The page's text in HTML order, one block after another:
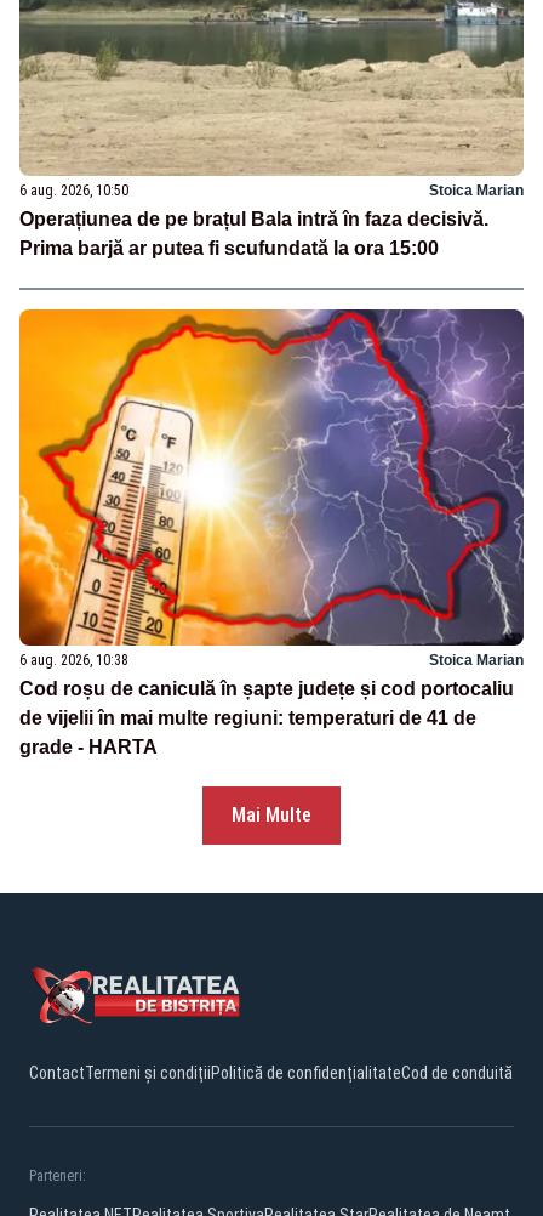
6 aug. 2026, 10:50 Stoica Marian
Operațiunea de pe brațul Bala intră în faza decisivă.
Prima barjă ar putea fi scufundată la ora 15:00
6 aug. 2026, 10:38 Stoica Marian
Cod roșu de caniculă în șapte județe și cod portocaliu
de vijelii în mai multe regiuni: temperaturi de 41 de
grade - HARTA
Mai Multe
ContactTermeni și condițiiPolitică de confidențialitateCod de conduită
Parteneri: